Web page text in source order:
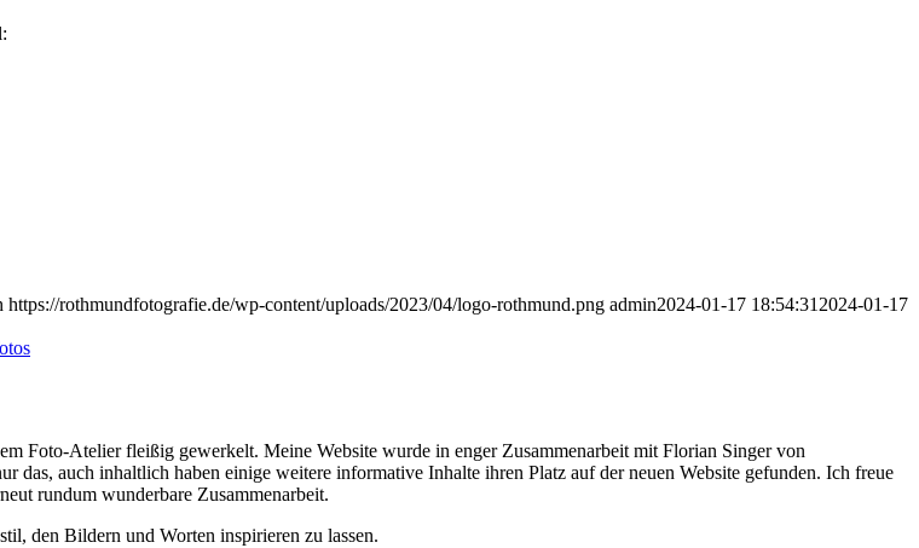
https://rothmundfotografie.de/wp-content/uploads/2023/04/logo-rothmund.png admin2024-01-17 18:54:312024-01-17
Foto-Atelier fleißig gewerkelt. Meine Website wurde in enger Zusammenarbeit mit Florian Singer von
das, auch inhaltlich haben einige weitere informative Inhalte ihren Platz auf der neuen Website gefunden. Ich freue
rundum wunderbare Zusammenarbeit.
den Bildern und Worten inspirieren zu lassen.